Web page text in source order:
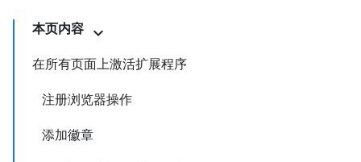
本页内容
在所有页面上激活扩展程序
注册浏览器操作
添加徽章